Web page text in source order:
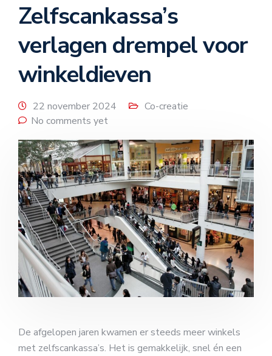
Zelfscankassa’s
verlagen drempel voor
winkeldieven
22 november 2024
Co-creatie
No comments yet
De afgelopen jaren kwamen er steeds meer winkels
met zelfscankassa’s. Het is gemakkelijk, snel én een